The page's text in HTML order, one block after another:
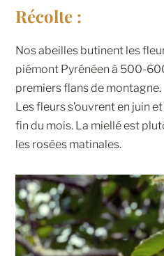
Récolte :
Nos abeilles butinent les
piémont Pyrénéen à 500-
premiers flans de montagne.
Les fleurs s’ouvrent en juin
fin du mois. La miellé est
les rosées matinales.